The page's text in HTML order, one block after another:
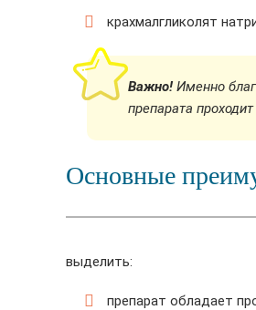
крахмалгликолят
Важно! Именно
препарата
Основные
выделить:
препарат обладает